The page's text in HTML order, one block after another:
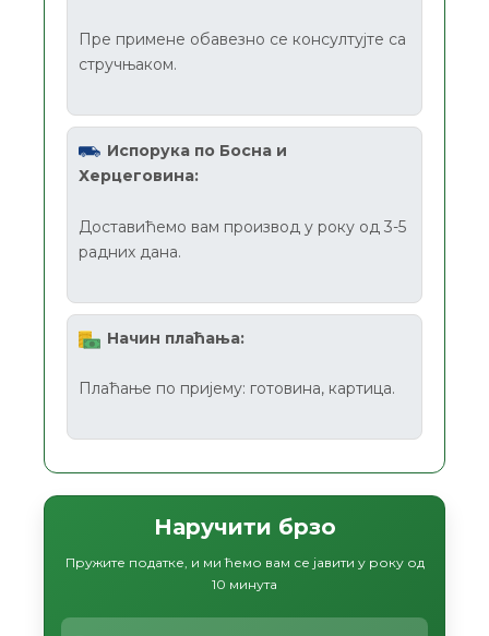
Пре примене обавезно се консултујте са
стручњаком.
Испорука по Босна и
Херцеговина:
Доставићемо вам производ у року од 3-5
радних дана.
Начин плаћања:
Плаћање по пријему: готовина, картица.
Наручити брзо
Пружите податке, и ми ћемо вам се јавити у року од
10 минута